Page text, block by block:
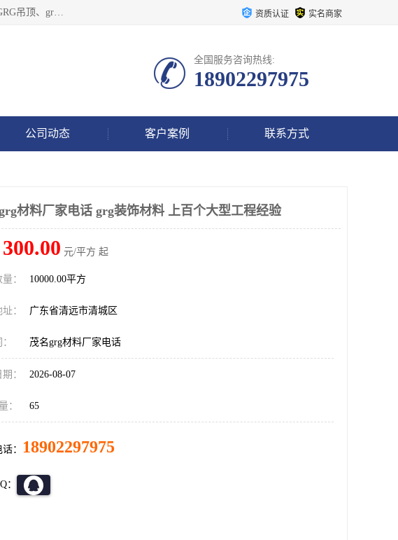
广东饰纪上品建材科技有限公司，主营grg材料、UHPC板、grc构件、uhpc幕墙板、grg厂家、grc厂家、uhpc厂家、GRG吊顶、grg石膏板、grg构件、外墙grc线条、grg造型、grg材料定制，uhpc高性能混凝土，uhpc构件，uhpc镂空挂板，grg材料生产厂家，广东grg厂家，广东grc厂家，联系方式*，2万平厂房，如果您对我公司的产品服务感兴趣，请联系我们。 资质认证 实名商家
全国服务咨询热线:
18902297975
公司动态 客户案例 联系方式
材料厂家电话 grg装饰材料 上百个大型工程经验
300.00 元/平方 起
： 10000.00平方
： 广东省清远市清城区
茂名grg材料厂家电话
： 2026-08-07
： 65
： 18902297975
：